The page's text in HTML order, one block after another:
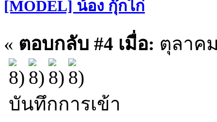
[MODEL] น้อง กุ๊กไก่
« ตอบกลับ #4 เมื่อ: ตุลาคม
บันทึกการเข้า